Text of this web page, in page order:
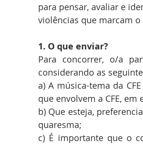
para pensar, avaliar e
violências que marcam
1. O que enviar?
Para concorrer, o/a
considerando as
a) A música-tema da
que envolvem a CFE,
b) Que esteja,
quaresma;
c) É importante que o